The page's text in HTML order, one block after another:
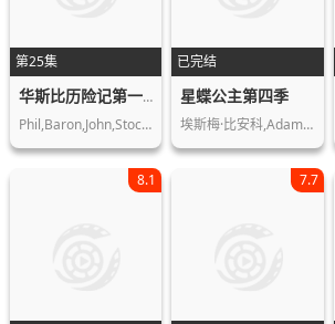
第25集
华斯比历险记第一季
Phil,Baron,John,Stocker,威尔·瑞恩,Bernad…
已完结
星蝶公主第四季
埃斯梅·比安科,Adam,McArthur,爱…
8.1 7.7